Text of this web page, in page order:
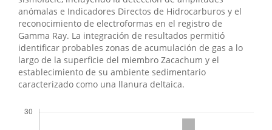
anómalas e Indicadores Directos de Hidrocarburos y el
reconocimiento de electroformas en el registro de
Gamma Ray. La integración de resultados permitió
identificar probables zonas de acumulación de gas a lo
largo de la superficie del miembro Zacachum y el
establecimiento de su ambiente sedimentario
caracterizado como una llanura deltaica.